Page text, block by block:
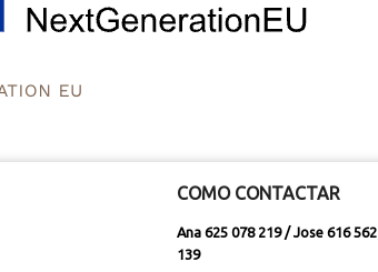
COMO CONTACTAR
Ana 625 078 219 / Jose 616 562
139